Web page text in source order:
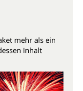
mehr als ein
Inhalt